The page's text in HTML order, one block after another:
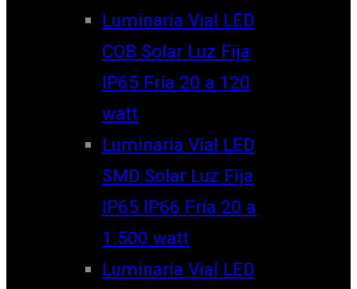
Luminaria Vial LED
COB Solar Luz Fija
IP65 Fría 20 a 120
watt
Luminaria Vial LED
SMD Solar Luz Fija
IP65 IP66 Fría 20 a
1.500 watt
Luminaria Vial LED